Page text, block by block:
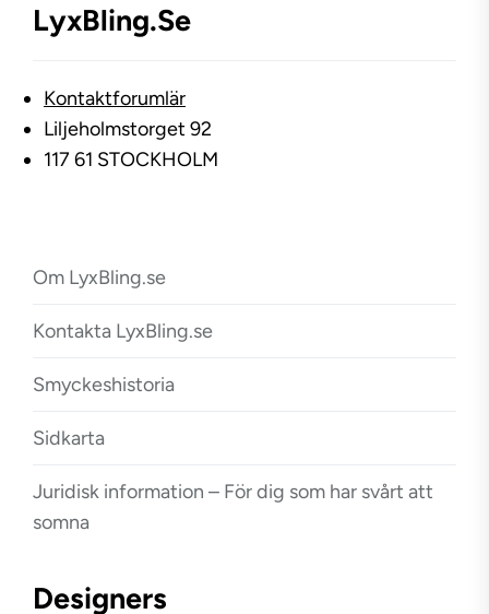
LyxBling.se
Kontaktforumlär
Liljeholmstorget 92
117 61 STOCKHOLM
Om LyxBling.se
Kontakta LyxBling.se
Smyckeshistoria
Sidkarta
Juridisk information – För dig som har svårt att
somna
Designers